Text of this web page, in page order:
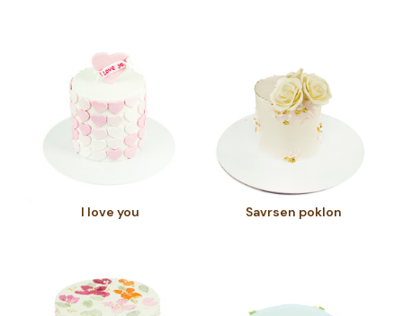
I love you Savrsen poklon